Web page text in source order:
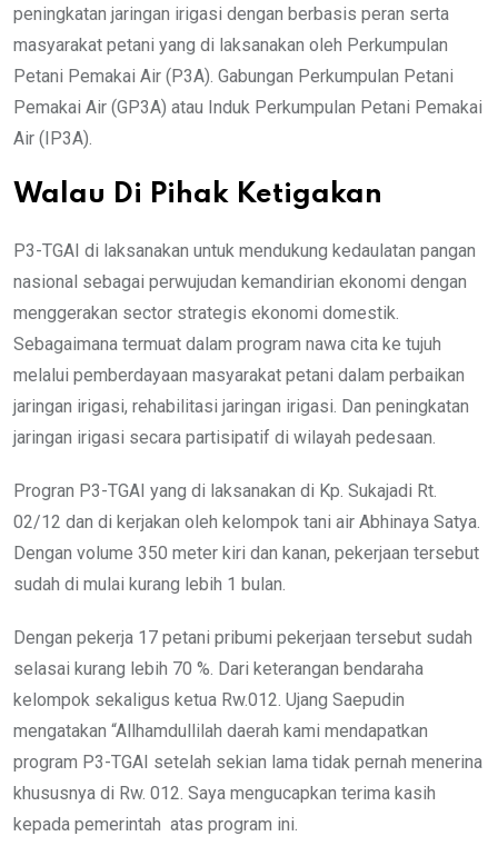
peningkatan jaringan irigasi dengan berbasis peran serta
masyarakat petani yang di laksanakan oleh Perkumpulan
Petani Pemakai Air (P3A). Gabungan Perkumpulan Petani
Pemakai Air (GP3A) atau Induk Perkumpulan Petani Pemakai
Air (IP3A).
Walau Di Pihak Ketigakan
P3-TGAI di laksanakan untuk mendukung kedaulatan pangan
nasional sebagai perwujudan kemandirian ekonomi dengan
menggerakan sector strategis ekonomi domestik.
Sebagaimana termuat dalam program nawa cita ke tujuh
melalui pemberdayaan masyarakat petani dalam perbaikan
jaringan irigasi, rehabilitasi jaringan irigasi. Dan peningkatan
jaringan irigasi secara partisipatif di wilayah pedesaan.
Progran P3-TGAI yang di laksanakan di Kp. Sukajadi Rt.
02/12 dan di kerjakan oleh kelompok tani air Abhinaya Satya.
Dengan volume 350 meter kiri dan kanan, pekerjaan tersebut
sudah di mulai kurang lebih 1 bulan.
Dengan pekerja 17 petani pribumi pekerjaan tersebut sudah
selasai kurang lebih 70 %. Dari keterangan bendaraha
kelompok sekaligus ketua Rw.012. Ujang Saepudin
mengatakan “Allhamdullilah daerah kami mendapatkan
program P3-TGAI setelah sekian lama tidak pernah menerina
khususnya di Rw. 012. Saya mengucapkan terima kasih
kepada pemerintah atas program ini.